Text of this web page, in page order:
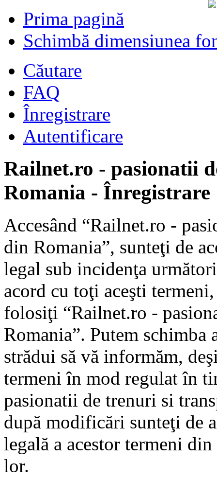
Prima pagină
Schimbă dimensiunea
Căutare
FAQ
Înregistrare
Autentificare
Railnet.ro - pasionatii
Romania - Înregistrare
Accesând “Railnet.ro -
din Romania”, sunteţi de
legal sub incidenţa
acord cu toţi aceşti
folosiţi “Railnet.ro -
Romania”. Putem
strădui să vă informăm,
termeni în mod regulat în
pasionatii de trenuri si
după modificări sunteţi de
legală a acestor termeni
lor.